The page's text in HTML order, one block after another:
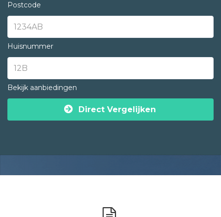
Postcode
Huisnummer
Bekijk aanbiedingen
Direct Vergelijken